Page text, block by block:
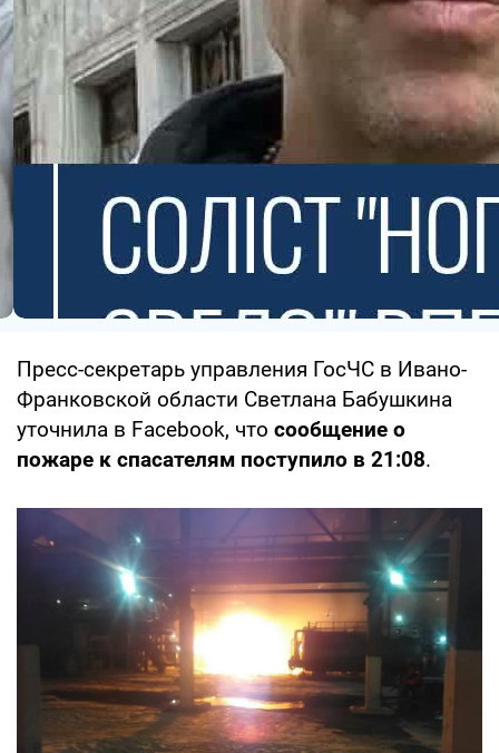
Пресс-секретарь управления ГосЧС в Ивано-
Франковской области Светлана Бабушкина
уточнила в Facebook, что сообщение о
пожаре к спасателям поступило в 21:08.